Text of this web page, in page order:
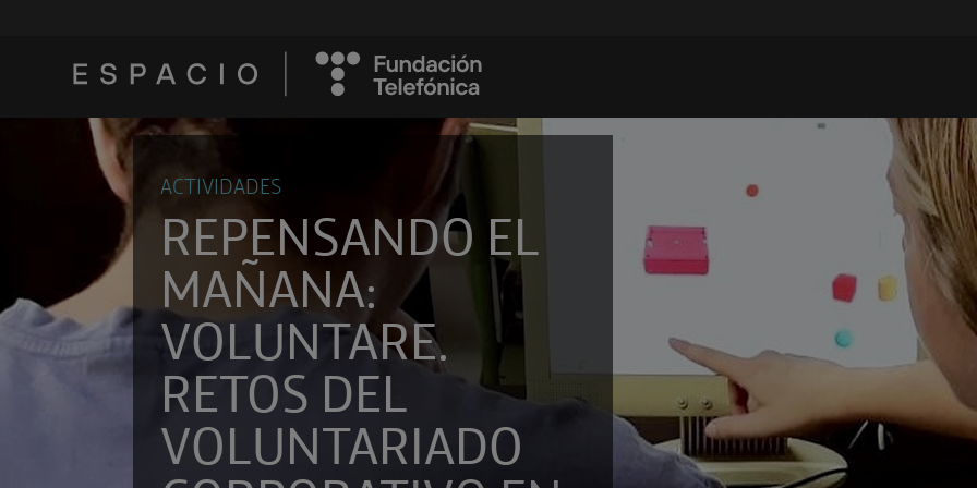
ACTIVIDADES
REPENSANDO EL
MAÑANA:
VOLUNTARE.
RETOS DEL
VOLUNTARIADO
Encuentros Fundación
Utiliza cualquiera de tus clietes favoritos para recibir los